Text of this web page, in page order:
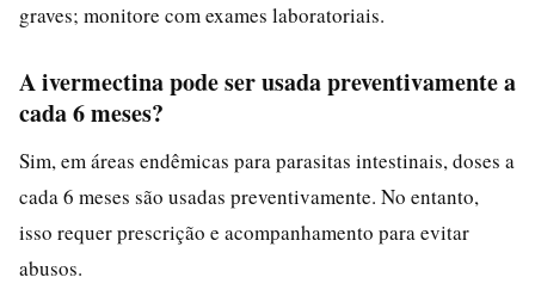
graves; monitore com exames laboratoriais.
A ivermectina pode ser usada preventivamente a
cada 6 meses?
Sim, em áreas endêmicas para parasitas intestinais, doses a
cada 6 meses são usadas preventivamente. No entanto,
isso requer prescrição e acompanhamento para evitar
abusos.